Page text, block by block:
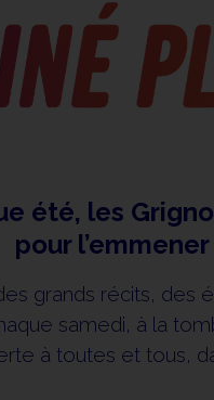
été, les
pour
grands récits, des
samedi, à la
à toutes et tous,